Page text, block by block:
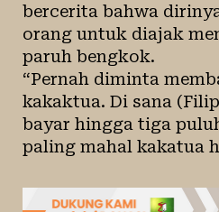
bercerita bahwa
orang untuk diajak
paruh bengkok.
“Pernah diminta
kakaktua. Di sana
bayar hingga tiga
paling mahal kakatua